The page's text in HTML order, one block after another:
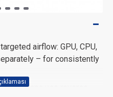
airflow: GPU, CPU,
– for consistently
ARGB fans use reverse-